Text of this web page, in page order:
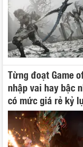
Từng đoạt Game
nhập vai hay bậc
có mức giá rẻ kỷ